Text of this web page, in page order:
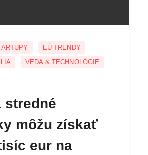
EÚ TRENDY
VEDA & TECHNOLÓGIE
stredné
môžu získať
eur na